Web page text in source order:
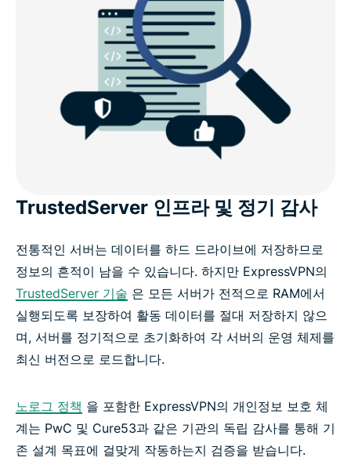
TrustedServer 인프라 및 정기 감사
전통적인 서버는 데이터를 하드 드라이브에 저장하므로
정보의 흔적이 남을 수 있습니다. 하지만 ExpressVPN의
TrustedServer 기술 은 모든 서버가 전적으로 RAM에서
실행되도록 보장하여 활동 데이터를 절대 저장하지 않으
며, 서버를 정기적으로 초기화하여 각 서버의 운영 체제를
최신 버전으로 로드합니다.
노로그 정책 을 포함한 ExpressVPN의 개인정보 보호 체
계는 PwC 및 Cure53과 같은 기관의 독립 감사를 통해 기
존 설계 목표에 걸맞게 작동하는지 검증을 받습니다.